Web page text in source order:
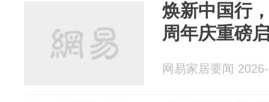
焕新中国行
周年庆重磅
网易家居要闻